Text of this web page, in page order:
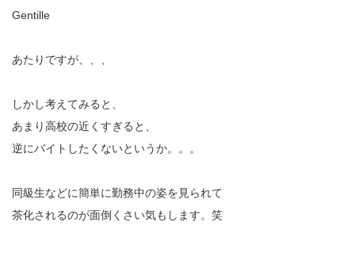
Gentille
あたりですが、、、
しかし考えてみると、
あまり高校の近くすぎると、
逆にバイトしたくないというか。。。
同級生などに簡単に勤務中の姿を見られて
茶化されるのが面倒くさい気もします。笑